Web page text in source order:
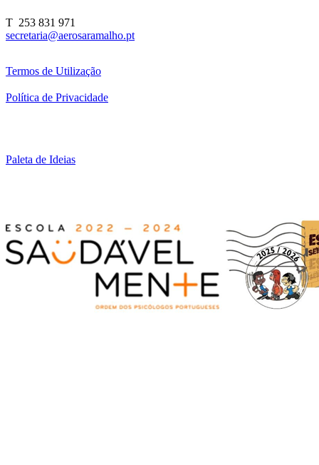
T 253 831 971
secretaria@aerosaramalho.pt
Termos de Utilização
Política de Privacidade
Paleta de Ideias